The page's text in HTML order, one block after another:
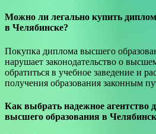
Можно ли легально купить
в Челябинске?
Покупка диплома высшего
нарушает законодательство о
обратиться в учебное заведение и
получения образования законным
Как выбрать надежное агентство
высшего образования в